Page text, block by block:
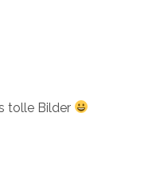
tolle Bilder